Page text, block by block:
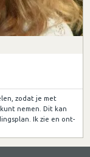
zodat je met
nemen. Dit kan
Ik zie en ont-